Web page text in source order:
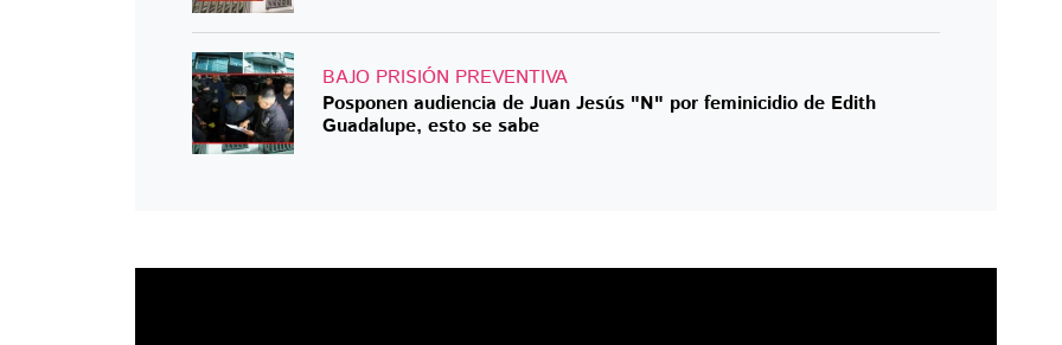
BAJO PRISIÓN PREVENTIVA
Posponen audiencia de Juan Jesús "N" por feminicidio de Edith
Guadalupe, esto se sabe